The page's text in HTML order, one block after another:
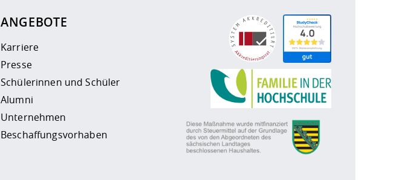
ANGEBOTE
Karriere
Presse
Schülerinnen und Schüler
Alumni
Unternehmen
Beschaffungsvorhaben